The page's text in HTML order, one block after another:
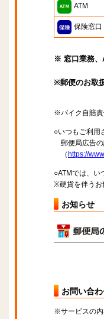
ATM
保険窓口
※ 窓口業務、
※郵便のお取
※バイク自賠責
○いつもご利用
郵便局広告の
（ https://
○ATMでは、い
※硬貨を伴うお
お知らせ
お問い合
※サービスの内